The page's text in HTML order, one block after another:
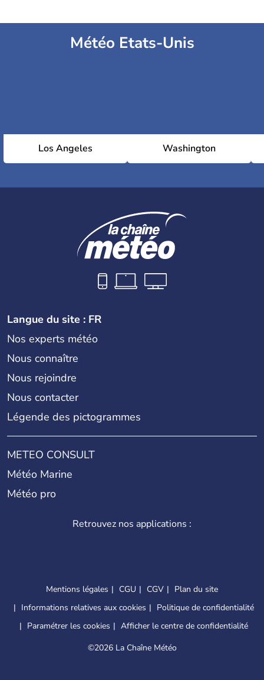
Météo Etats-Unis
Los Angeles Washington
Langue du site : FR
Nos experts météo
Nous connaître
Nous rejoindre
Nous contacter
Légende des pictogrammes
METEO CONSULT
Météo Marine
Météo pro
Retrouvez nos applications :
Mentions légales CGU CGV
Plan du site
Informations relatives aux cookies
Politique de confidentialité
Paramétrer les cookies
Afficher le centre de confidentialité
©2026 La Chaîne Météo